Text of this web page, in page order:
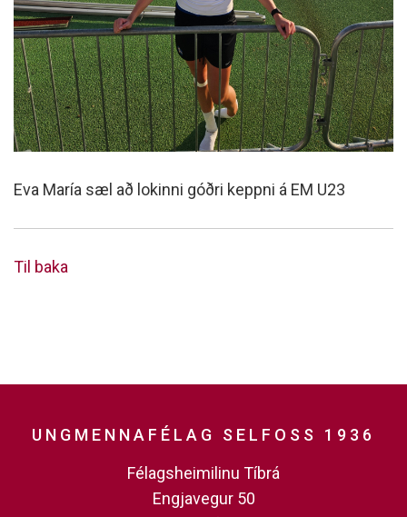
Eva María sæl að lokinni góðri keppni á EM U23
Til baka
UNGMENNAFÉLAG SELFOSS 1936
Félagsheimilinu Tíbrá
Engjavegur 50